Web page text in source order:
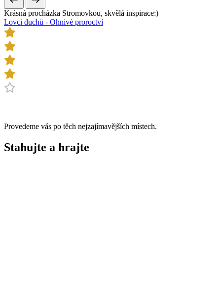
Krásná procházka Stromovkou, skvělá inspirace:)
Lovci duchů - Ohnivé proroctví
Provedeme vás po těch nejzajímavějších místech.
Stahujte a hrajte